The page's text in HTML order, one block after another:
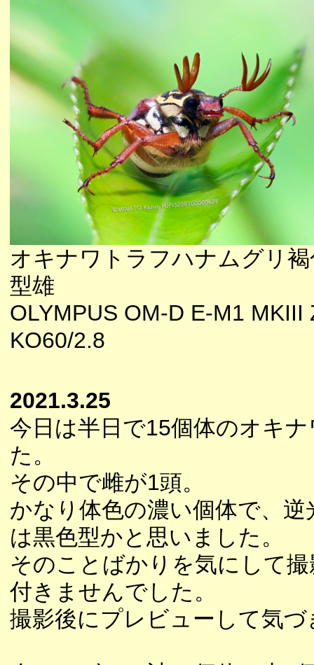
オキナワトラフハナムグリ
型雄
OLYMPUS OM-D E-M1 MKIII
KO60/2.8
2021.3.25
今日は半日で15個体のオキ
た。
その中で雌が1頭。
かなり体色の濃い個体で、
は黒色型かと思いました。
そのことばかりを気にして
付きませんでした。
撮影後にプレビューして気